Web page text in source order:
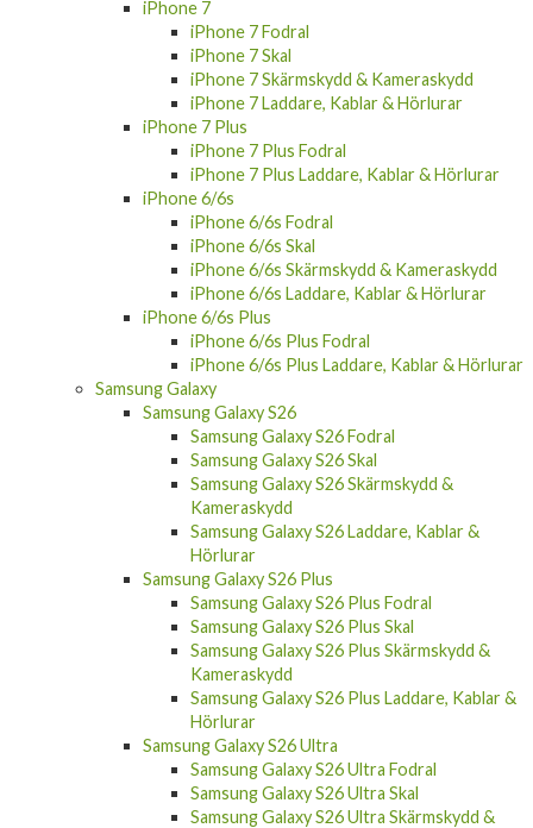
iPhone 7
iPhone 7 Fodral
iPhone 7 Skal
iPhone 7 Skärmskydd & Kameraskydd
iPhone 7 Laddare, Kablar & Hörlurar
iPhone 7 Plus
iPhone 7 Plus Fodral
iPhone 7 Plus Laddare, Kablar & Hörlurar
iPhone 6/6s
iPhone 6/6s Fodral
iPhone 6/6s Skal
iPhone 6/6s Skärmskydd & Kameraskydd
iPhone 6/6s Laddare, Kablar & Hörlurar
iPhone 6/6s Plus
iPhone 6/6s Plus Fodral
iPhone 6/6s Plus Laddare, Kablar & Hörlurar
Samsung Galaxy
Samsung Galaxy S26
Samsung Galaxy S26 Fodral
Samsung Galaxy S26 Skal
Samsung Galaxy S26 Skärmskydd &
Kameraskydd
Samsung Galaxy S26 Laddare, Kablar &
Hörlurar
Samsung Galaxy S26 Plus
Samsung Galaxy S26 Plus Fodral
Samsung Galaxy S26 Plus Skal
Samsung Galaxy S26 Plus Skärmskydd &
Kameraskydd
Samsung Galaxy S26 Plus Laddare, Kablar &
Hörlurar
Samsung Galaxy S26 Ultra
Samsung Galaxy S26 Ultra Fodral
Samsung Galaxy S26 Ultra Skal
Samsung Galaxy S26 Ultra Skärmskydd &